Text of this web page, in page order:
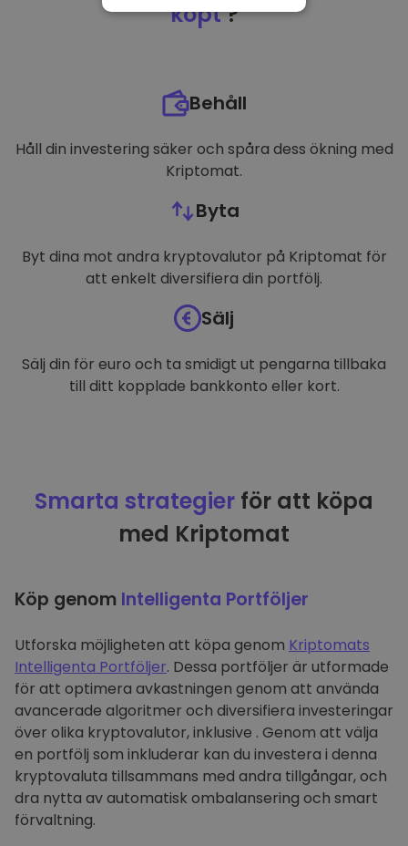
köpt?
Behåll
Håll din investering säker och spåra dess ökning med
Kriptomat.
Byta
Byt dina mot andra kryptovalutor på Kriptomat för
att enkelt diversifiera din portfölj.
Sälj
Sälj din för euro och ta smidigt ut pengarna tillbaka
till ditt kopplade bankkonto eller kort.
Smarta strategier för att köpa
med Kriptomat
Köp genom Intelligenta Portföljer
Utforska möjligheten att köpa genom Kriptomats
Intelligenta Portföljer. Dessa portföljer är utformade
för att optimera avkastningen genom att använda
avancerade algoritmer och diversifiera investeringar
över olika kryptovalutor, inklusive . Genom att välja
en portfölj som inkluderar kan du investera i denna
kryptovaluta tillsammans med andra tillgångar, och
dra nytta av automatisk ombalansering och smart
förvaltning.
PRESTANDA
FUNKTIONER